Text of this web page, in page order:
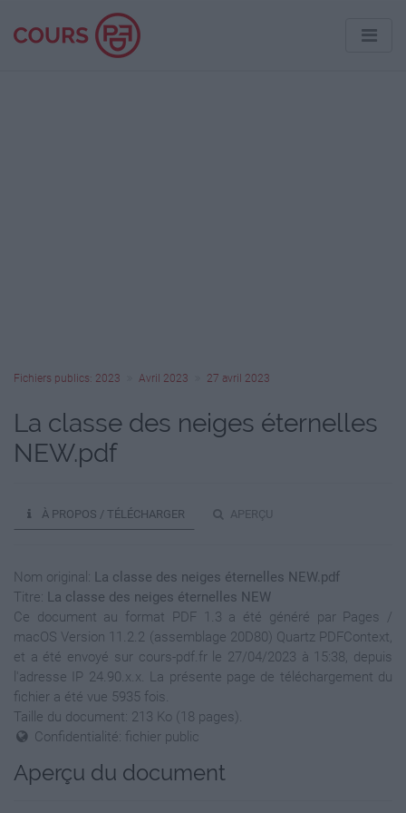
Fichiers publics: 2023 Avril 2023 27 avril 2023
La classe des neiges éternelles
NEW.pdf
À PROPOS / TÉLÉCHARGER APERÇU
Nom original: La classe des neiges éternelles NEW.pdf
Titre: La classe des neiges éternelles NEW
Ce document au format PDF 1.3 a été généré par Pages /
macOS Version 11.2.2 (assemblage 20D80) Quartz PDFContext,
et a été envoyé sur cours-pdf.fr le 27/04/2023 à 15:38, depuis
l'adresse IP 24.90.x.x. La présente page de téléchargement du
fichier a été vue 5935 fois.
Taille du document: 213 Ko (18 pages).
Confidentialité: fichier public
Aperçu du document